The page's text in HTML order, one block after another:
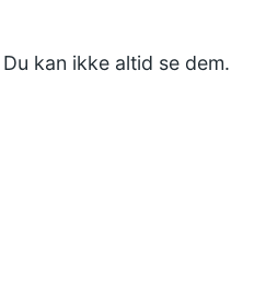
kan ikke altid se dem.